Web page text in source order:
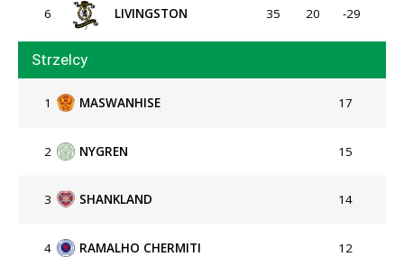
6 LIVINGSTON 35 20 -29
Strzelcy
1 MASWANHISE 17
2 NYGREN 15
3 SHANKLAND 14
4 RAMALHO CHERMITI 12